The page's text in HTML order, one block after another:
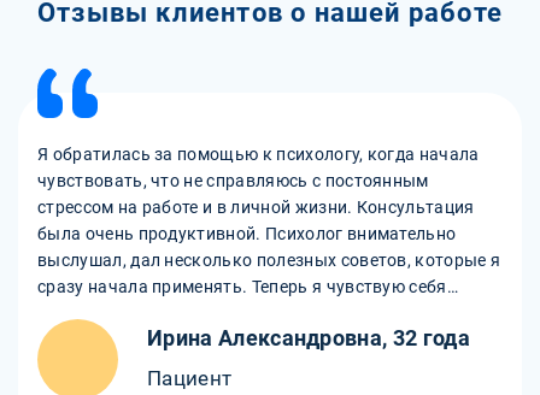
Отзывы клиентов о нашей работе
Я обратилась за помощью к психологу, когда начала
чувствовать, что не справляюсь с постоянным
стрессом на работе и в личной жизни. Консультация
была очень продуктивной. Психолог внимательно
выслушал, дал несколько полезных советов, которые я
сразу начала применять. Теперь я чувствую себя
профессионализм и поддержку!
Ирина Александровна, 32 года
Пациент